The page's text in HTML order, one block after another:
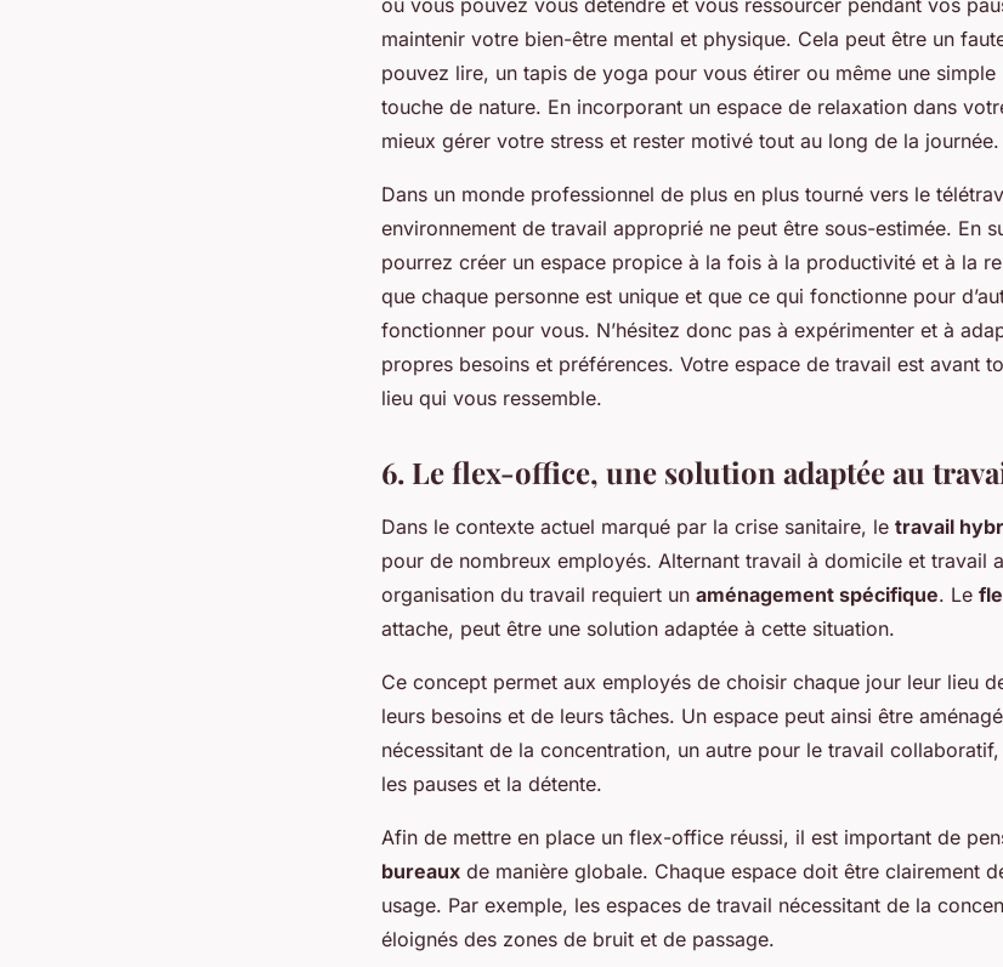
maintenir votre bien-être mental et physique. Cela peut être un
pouvez lire, un tapis de yoga pour vous étirer ou même une
touche de nature. En incorporant un espace de relaxation dans
mieux gérer votre stress et rester motivé tout au long de la journée.
Dans un monde professionnel de plus en plus tourné vers le
environnement de travail approprié ne peut être sous-estimée. En
pourrez créer un espace propice à la fois à la productivité et à la
que chaque personne est unique et que ce qui fonctionne pour
fonctionner pour vous. N’hésitez donc pas à expérimenter et à
propres besoins et préférences. Votre espace de travail est avant
lieu qui vous ressemble.
6. Le flex-office, une solution adaptée au
Dans le contexte actuel marqué par la crise sanitaire, le travail
pour de nombreux employés. Alternant travail à domicile et travail
organisation du travail requiert un aménagement spécifique. Le
attache, peut être une solution adaptée à cette situation.
Ce concept permet aux employés de choisir chaque jour leur lieu
leurs besoins et de leurs tâches. Un espace peut ainsi être
nécessitant de la concentration, un autre pour le travail
les pauses et la détente.
Afin de mettre en place un flex-office réussi, il est important de
bureaux de manière globale. Chaque espace doit être clairement
usage. Par exemple, les espaces de travail nécessitant de la
éloignés des zones de bruit et de passage.